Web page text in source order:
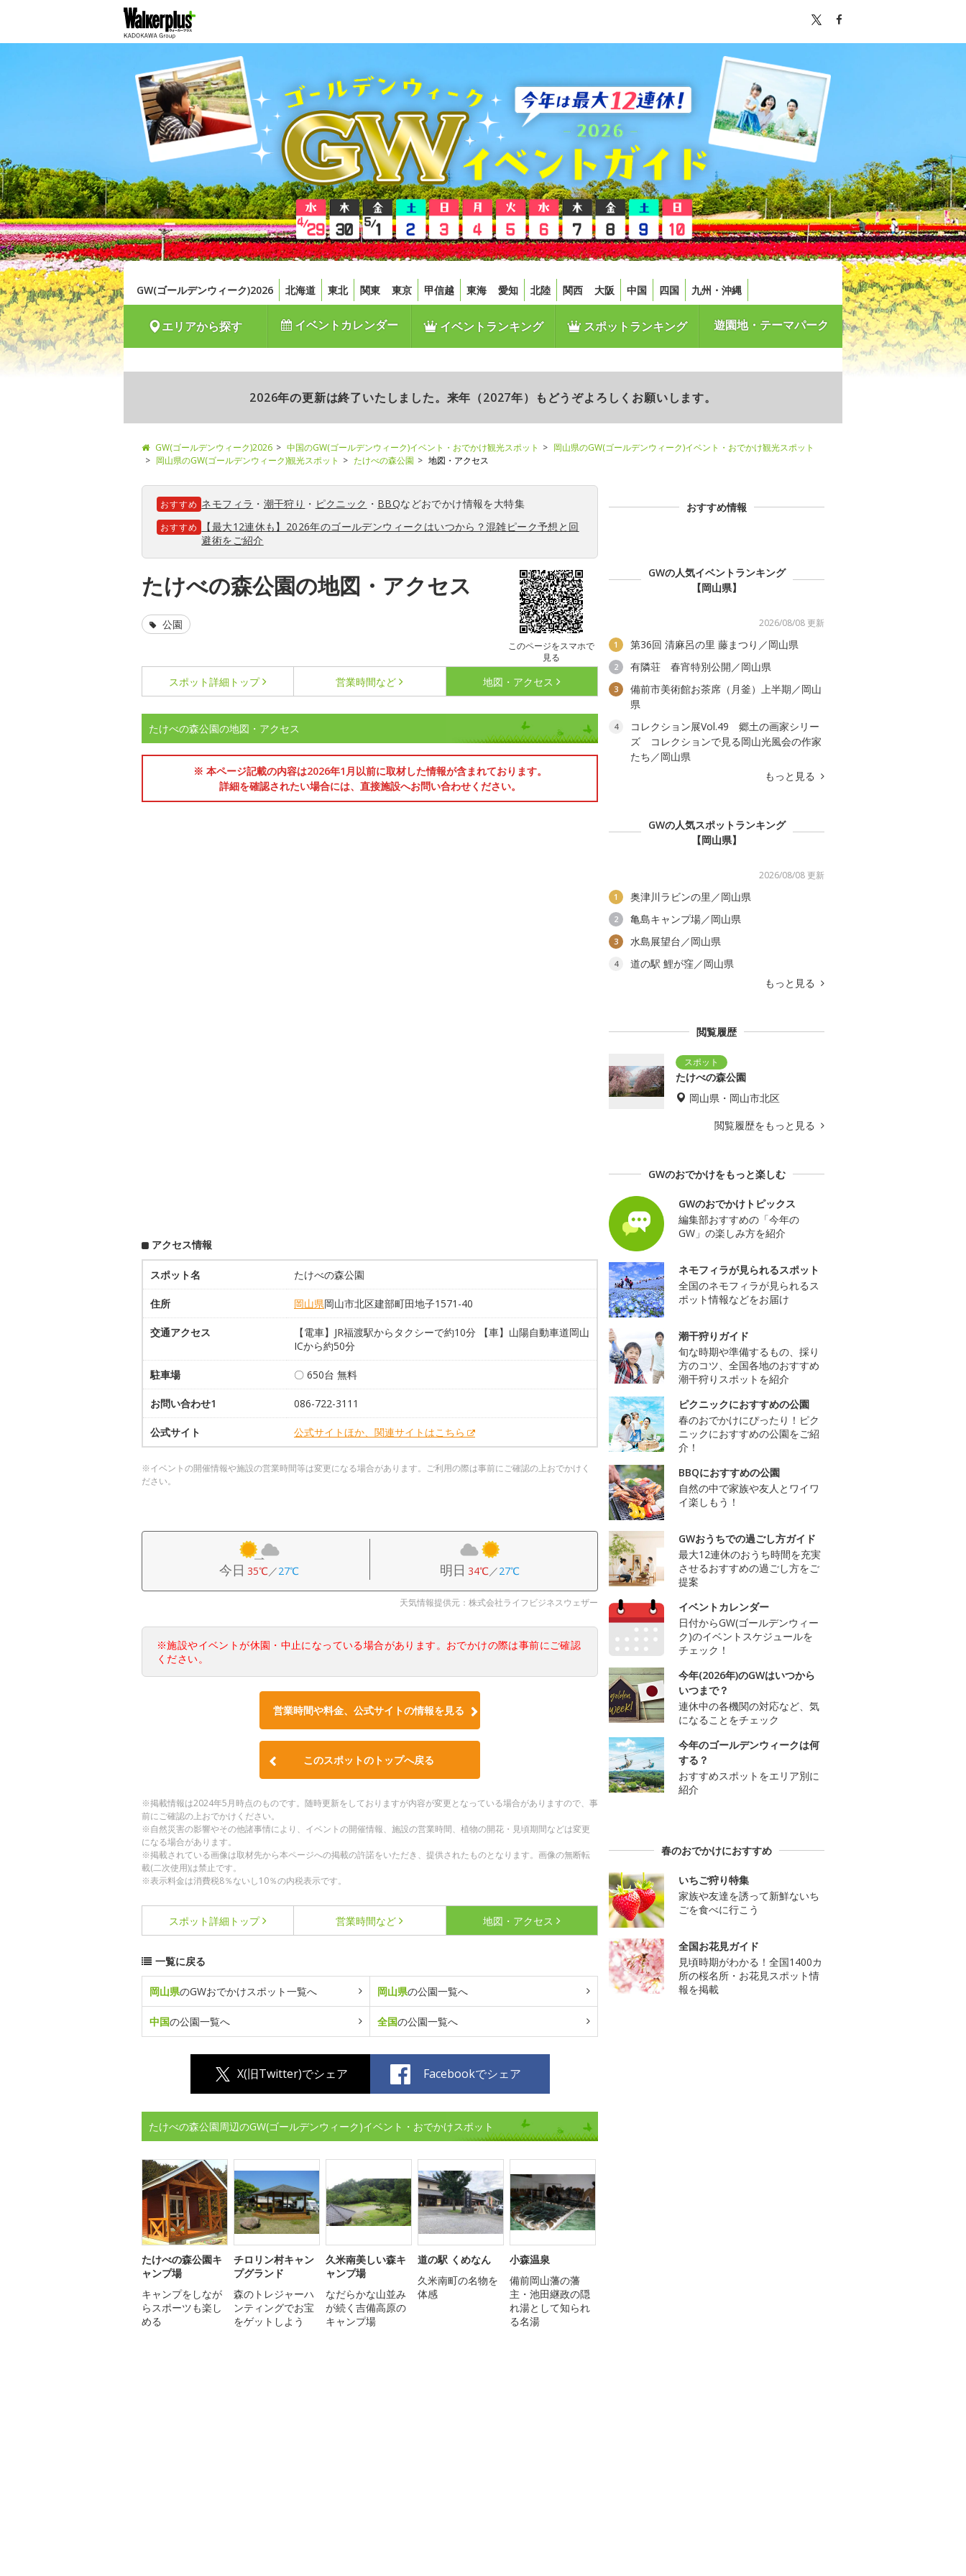
GW(ゴールデンウィーク)2026 北海道 東北 関東 東京 甲信越 東海 愛知 北陸 関西 大阪 中国 四国 九州・沖縄
エリアから探す イベントカレンダー イベントランキング スポットランキング 遊園地・テーマパーク
2026年の更新は終了いたしました。来年（2027年）もどうぞよろしくお願いします。
GW(ゴールデンウィーク)2026 中国のGW(ゴールデンウィーク)イベント・おでかけ観光スポット
岡山県のGW(ゴールデンウィーク)イベント・おでかけ観光スポット
岡山県のGW(ゴールデンウィーク)観光スポット
たけべの森公園 地図・アクセス
おすすめ ネモフィラ ・ 潮干狩り ・ ピクニック ・ BBQなどおでかけ情報を大特集
おすすめ
【最大12連休も】2026年のゴールデンウィークはいつから？混雑ピーク予想と回
避術をご紹介
たけべの森公園の地図・アクセス
このページをスマホで
見る
公園
スポット詳細 トップ 営業時間など 地図・アクセス
たけべの森公園の地図・アクセス
※ 本ページ記載の内容は2026年1月以前に取材した情報が含まれております。
詳細を確認されたい場合には、直接施設へお問い合わせください。
アクセス情報
スポット名 たけべの森公園
住所 岡山県岡山市北区建部町田地子1571-40
交通アクセス
【電車】JR福渡駅からタクシーで約10分 【車】山陽自動車道岡山
ICから約50分
駐車場 〇 650台 無料
お問い合わせ1 086-722-3111
公式サイト 公式サイトほか、関連サイトはこちら
※イベントの開催情報や施設の営業時間等は変更になる場合があります。ご利用の際は事前にご確認の上おでかけく
ださい。
今日 35℃／27℃ 明日 34℃／27℃
天気情報提供元：株式会社ライフビジネスウェザー
※施設やイベントが休園・中止になっている場合があります。おでかけの際は事前にご確認
ください。
営業時間や料金、公式サイトの情報を見る
このスポットのトップへ戻る
※掲載情報は2024年5月時点のものです。随時更新をしておりますが内容が変更となっている場合がありますので、事
前にご確認の上おでかけください。
※自然災害の影響やその他諸事情により、イベントの開催情報、施設の営業時間、植物の開花・見頃期間などは変更
になる場合があります。
※掲載されている画像は取材先から本ページへの掲載の許諾をいただき、提供されたものとなります。画像の無断転
載(二次使用)は禁止です。
※表示料金は消費税8％ないし10％の内税表示です。
スポット詳細 トップ 営業時間など 地図・アクセス
一覧に戻る
岡山県のGWおでかけスポット一覧へ 岡山県の公園一覧へ
中国の公園一覧へ 全国の公園一覧へ
X(旧Twitter)でシェア Facebookでシェア
たけべの森公園周辺のGW(ゴールデンウィーク)イベント・おでかけスポット
たけべの森公園キ
ャンプ場
キャンプをしなが
らスポーツも楽し
める
チロリン村キャン
プグランド
森のトレジャーハ
ンティングでお宝
をゲットしよう
久米南美しい森キ
ャンプ場
なだらかな山並み
が続く吉備高原の
キャンプ場
道の駅 くめなん
久米南町の名物を
体感
小森温泉
備前岡山藩の藩
主・池田継政の隠
れ湯として知られ
る名湯
おすすめ情報
GWの人気イベントランキング
【岡山県】
2026/08/08 更新
1 第36回 清麻呂の里 藤まつり／岡山県
2 有隣荘 春宵特別公開／岡山県
3
備前市美術館お茶席（月釜）上半期／岡山
県
4
コレクション展Vol.49 郷土の画家シリー
ズ コレクションで見る岡山光風会の作家
たち／岡山県
もっと見る
GWの人気スポットランキング
【岡山県】
2026/08/08 更新
1 奥津川ラビンの里／岡山県
2 亀島キャンプ場／岡山県
3 水島展望台／岡山県
4
道の駅 鯉が窪／岡山県
もっと見る
閲覧履歴
たけべの森公園
岡山県・岡山市北区
閲覧履歴をもっと見る
GWのおでかけをもっと楽しむ
GWのおでかけトピックス
編集部おすすめの「今年の
GW」の楽しみ方を紹介
ネモフィラが見られるスポット
全国のネモフィラが見られるス
ポット情報などをお届け
潮干狩りガイド
旬な時期や準備するもの、採り
方のコツ、全国各地のおすすめ
潮干狩りスポットを紹介
ピクニックにおすすめの公園
春のおでかけにぴったり！ピク
ニックにおすすめの公園をご紹
介！
BBQにおすすめの公園
自然の中で家族や友人とワイワ
イ楽しもう！
GWおうちでの過ごし方ガイド
最大12連休のおうち時間を充実
させるおすすめの過ごし方をご
提案
イベントカレンダー
日付からGW(ゴールデンウィー
ク)のイベントスケジュールを
チェック！
今年(2026年)のGWはいつから
いつまで？
連休中の各機関の対応など、気
になることをチェック
今年のゴールデンウィークは何
する？
おすすめスポットをエリア別に
紹介
春のおでかけにおすすめ
いちご狩り特集
家族や友達を誘って新鮮ないち
ごを食べに行こう
全国お花見ガイド
見頃時期がわかる！全国1400カ
所の桜名所・お花見スポット情
報を掲載